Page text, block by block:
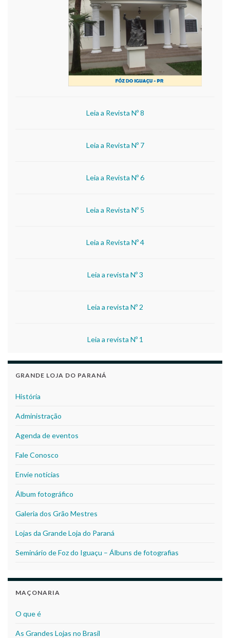
Leia a Revista Nº 8
Leia a Revista Nº 7
Leia a Revista Nº 6
Leia a Revista Nº 5
Leia a Revista Nº 4
Leia a revista Nº 3
Leia a revista Nº 2
Leia a revista Nº 1
GRANDE LOJA DO PARANÁ
História
Administração
Agenda de eventos
Fale Conosco
Envie notícias
Álbum fotográfico
Galeria dos Grão Mestres
Lojas da Grande Loja do Paraná
Seminário de Foz do Iguaçu – Álbuns de fotografias
MAÇONARIA
O que é
As Grandes Lojas no Brasil